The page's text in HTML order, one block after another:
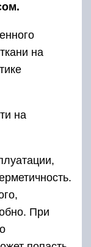
на
на
При